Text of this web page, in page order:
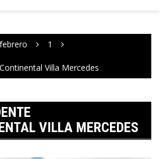
febrero
1
Villa Mercedes
VILLA MERCEDES